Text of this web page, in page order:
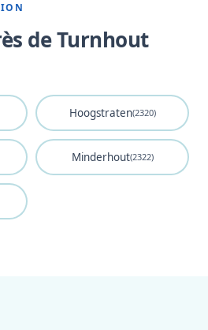
de Turnhout
Hoogstraten(2320)
Minderhout(2322)